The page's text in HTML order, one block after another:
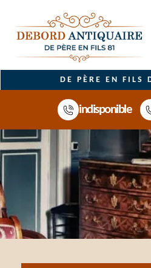
DE PÈRE EN FILS
indisponible